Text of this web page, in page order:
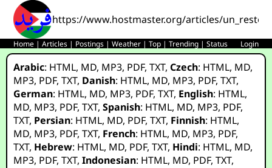
https://www.hostmaster.org/articles/
Home |Articles | Postings |Weather |Top |Trending |Status Login
Arabic: HTML, MD, MP3, PDF,TXT,Czech: HTML, MD,
MP3, PDF,TXT, Danish: HTML, MD, MP3, PDF,TXT,
German: HTML, MD, MP3, PDF,TXT, English: HTML,
MD, MP3, PDF,TXT,Spanish: HTML, MD, MP3, PDF,
TXT, Persian: HTML, MD, PDF,TXT, Finnish: HTML,
MD, MP3, PDF,TXT, French: HTML, MD, MP3, PDF,
TXT, Hebrew: HTML, MD, PDF,TXT, Hindi: HTML, MD,
MP3, PDF,TXT,Indonesian: HTML, MD, PDF,TXT,